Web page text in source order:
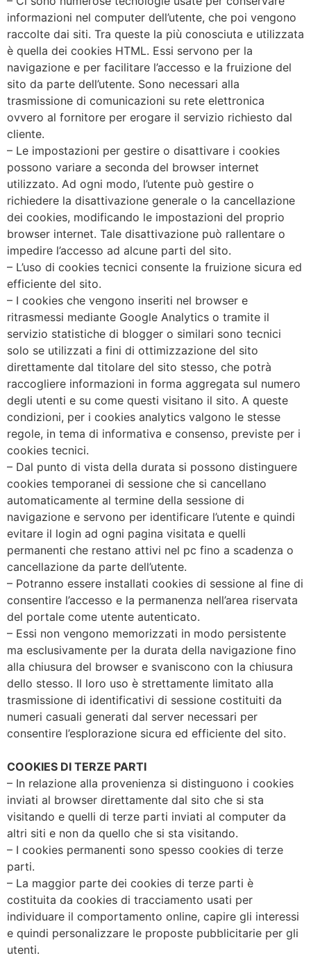
informazioni nel computer dell’utente, che poi vengono
raccolte dai siti. Tra queste la più conosciuta e utilizzata
è quella dei cookies HTML. Essi servono per la
navigazione e per facilitare l’accesso e la fruizione del
sito da parte dell’utente. Sono necessari alla
trasmissione di comunicazioni su rete elettronica
ovvero al fornitore per erogare il servizio richiesto dal
cliente.
– Le impostazioni per gestire o disattivare i cookies
possono variare a seconda del browser internet
utilizzato. Ad ogni modo, l’utente può gestire o
richiedere la disattivazione generale o la cancellazione
dei cookies, modificando le impostazioni del proprio
browser internet. Tale disattivazione può rallentare o
impedire l’accesso ad alcune parti del sito.
– L’uso di cookies tecnici consente la fruizione sicura ed
efficiente del sito.
– I cookies che vengono inseriti nel browser e
ritrasmessi mediante Google Analytics o tramite il
servizio statistiche di blogger o similari sono tecnici
solo se utilizzati a fini di ottimizzazione del sito
direttamente dal titolare del sito stesso, che potrà
raccogliere informazioni in forma aggregata sul numero
degli utenti e su come questi visitano il sito. A queste
condizioni, per i cookies analytics valgono le stesse
regole, in tema di informativa e consenso, previste per i
cookies tecnici.
– Dal punto di vista della durata si possono distinguere
cookies temporanei di sessione che si cancellano
automaticamente al termine della sessione di
navigazione e servono per identificare l’utente e quindi
evitare il login ad ogni pagina visitata e quelli
permanenti che restano attivi nel pc fino a scadenza o
cancellazione da parte dell’utente.
– Potranno essere installati cookies di sessione al fine di
consentire l’accesso e la permanenza nell’area riservata
del portale come utente autenticato.
– Essi non vengono memorizzati in modo persistente
ma esclusivamente per la durata della navigazione fino
alla chiusura del browser e svaniscono con la chiusura
dello stesso. Il loro uso è strettamente limitato alla
trasmissione di identificativi di sessione costituiti da
numeri casuali generati dal server necessari per
consentire l’esplorazione sicura ed efficiente del sito.
COOKIES DI TERZE PARTI
– In relazione alla provenienza si distinguono i cookies
inviati al browser direttamente dal sito che si sta
visitando e quelli di terze parti inviati al computer da
altri siti e non da quello che si sta visitando.
– I cookies permanenti sono spesso cookies di terze
parti.
– La maggior parte dei cookies di terze parti è
costituita da cookies di tracciamento usati per
individuare il comportamento online, capire gli interessi
e quindi personalizzare le proposte pubblicitarie per gli
utenti.